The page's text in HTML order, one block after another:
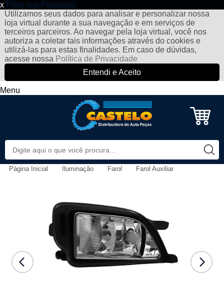
x Filtre sua Pesquisa:
Utilizamos seus dados para analisar e personalizar nossa
loja virtual durante a sua navegação e em serviços de
terceiros parceiros. Ao navegar pela loja virtual, você nos
autoriza a coletar tais informações através do cookies e
utilizá-las para estas finalidades. Em caso de dúvidas,
acesse nossa Política de Privacidade
Entendi e Aceito
Menu
Página Inicial Iluminação Farol Farol Auxiliar